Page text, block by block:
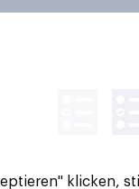
vorbehalten.
klicken,